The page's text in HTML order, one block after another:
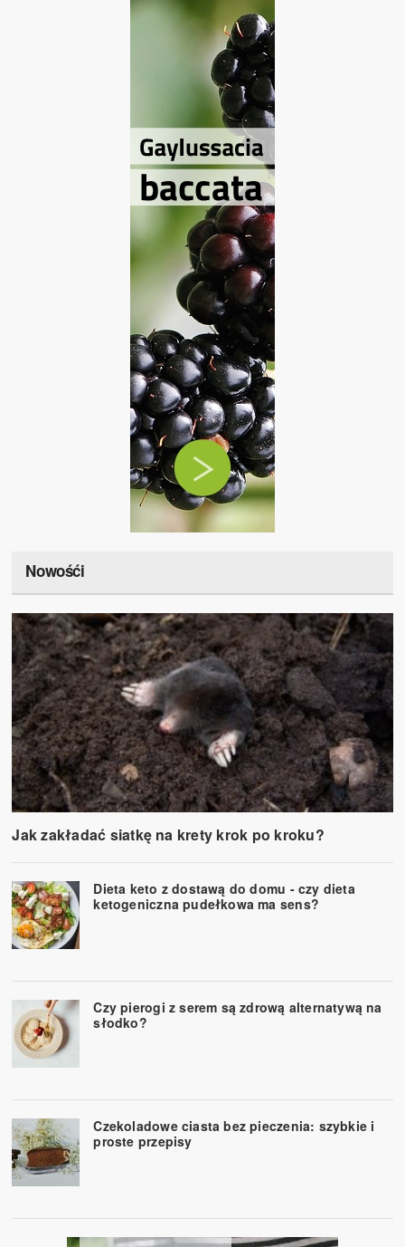
Nowośći
Jak zakładać siatkę na krety krok po kroku?
Dieta keto z dostawą do domu - czy dieta
ketogeniczna pudełkowa ma sens?
Czy pierogi z serem są zdrową alternatywą na
słodko?
Czekoladowe ciasta bez pieczenia: szybkie i
proste przepisy